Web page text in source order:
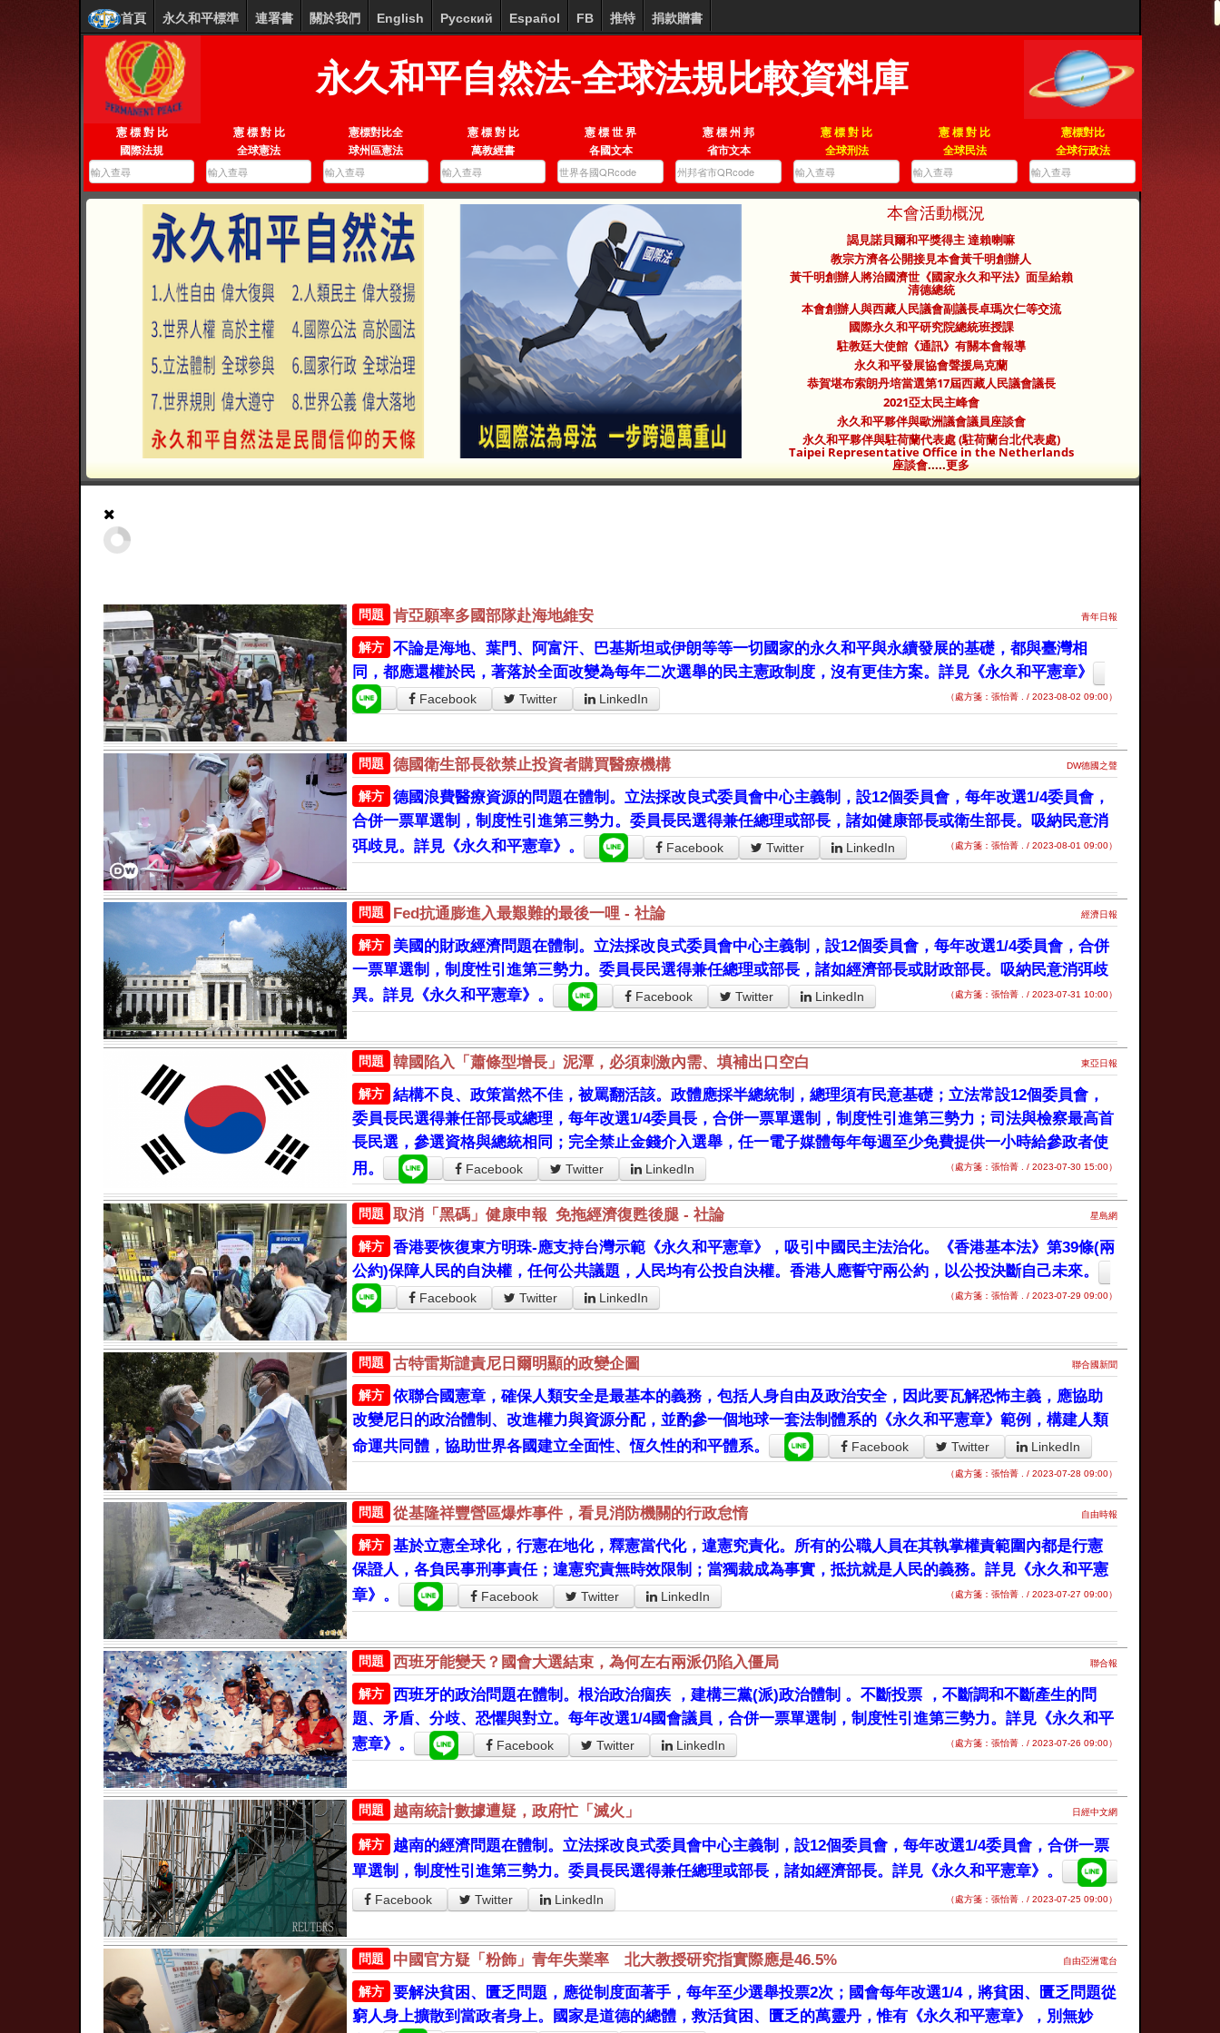
首頁 永久和平標準 連署書 關於我們 English Русский Español FB 推特 捐款贈書
永久和平自然法-全球法規比較資料庫
憲 標 對 比
國際法規
憲 標 對 比
全球憲法
憲標對比全
球州區憲法
憲 標 對 比
萬教經書
憲 標 世 界
各國文本
憲 標 州 邦
省市文本
憲 標 對 比
全球刑法
憲 標 對 比
全球民法
憲標對比
全球行政法
本會活動概況
謁見諾貝爾和平獎得主 達賴喇嘛
教宗方濟各公開接見本會黃千明創辦人
黃千明創辦人將治國濟世《國家永久和平法》面呈給賴
清德總統
本會創辦人與西藏人民議會副議長卓瑪次仁等交流
國際永久和平研究院總統班授課
駐教廷大使館《通訊》有關本會報導
永久和平發展協會聲援烏克蘭
恭賀堪布索朗丹培當選第17屆西藏人民議會議長
2021亞太民主峰會
永久和平夥伴與歐洲議會議員座談會
永久和平夥伴與駐荷蘭代表處 (駐荷蘭台北代表處)
Taipei Representative Office in the Netherlands
座談會.....更多
問題 肯亞願率多國部隊赴海地維安 青年日報
解方
不論是海地、葉門、阿富汗、巴基斯坦或伊朗等等一切國家的永久和平與永續發展的基礎，都與臺灣相
同，都應還權於民，著落於全面改變為每年二次選舉的民主憲政制度，沒有更佳方案。詳見《永久和平憲章》
Facebook Twitter LinkedIn （處方箋：張怡菁 . / 2023-08-02 09:00）
問題 德國衛生部長欲禁止投資者購買醫療機構 DW德國之聲
解方
德國浪費醫療資源的問題在體制。立法採改良式委員會中心主義制，設12個委員會，每年改選1/4委員會，
合併一票單選制，制度性引進第三勢力。委員長民選得兼任總理或部長，諸如健康部長或衛生部長。吸納民意消
弭歧見。詳見《永久和平憲章》。
Facebook Twitter LinkedIn （處方箋：張怡菁 . / 2023-08-01 09:00）
問題 Fed抗通膨進入最艱難的最後一哩 - 社論 經濟日報
解方
美國的財政經濟問題在體制。立法採改良式委員會中心主義制，設12個委員會，每年改選1/4委員會，合併
一票單選制，制度性引進第三勢力。委員長民選得兼任總理或部長，諸如經濟部長或財政部長。吸納民意消弭歧
異。詳見《永久和平憲章》。
Facebook Twitter LinkedIn （處方箋：張怡菁 . / 2023-07-31 10:00）
問題 韓國陷入「蕭條型增長」泥潭，必須刺激內需、填補出口空白 東亞日報
解方
結構不良、政策當然不佳，被罵翻活該。政體應採半總統制，總理須有民意基礎；立法常設12個委員會，
委員長民選得兼任部長或總理，每年改選1/4委員長，合併一票單選制，制度性引進第三勢力；司法與檢察最高首
長民選，參選資格與總統相同；完全禁止金錢介入選舉，任一電子媒體每年每週至少免費提供一小時給參政者使
用。
Facebook Twitter LinkedIn （處方箋：張怡菁 . / 2023-07-30 15:00）
問題 取消「黑碼」健康申報 免拖經濟復甦後腿 - 社論 星島網
解方
香港要恢復東方明珠-應支持台灣示範《永久和平憲章》，吸引中國民主法治化。《香港基本法》第39條(兩
公約)保障人民的自決權，任何公共議題，人民均有公投自決權。香港人應誓守兩公約，以公投決斷自己未來。
Facebook Twitter LinkedIn （處方箋：張怡菁 . / 2023-07-29 09:00）
問題 古特雷斯譴責尼日爾明顯的政變企圖 聯合國新聞
解方
依聯合國憲章，確保人類安全是最基本的義務，包括人身自由及政治安全，因此要瓦解恐怖主義，應協助
改變尼日的政治體制、改進權力與資源分配，並酌參一個地球一套法制體系的《永久和平憲章》範例，構建人類
命運共同體，協助世界各國建立全面性、恆久性的和平體系。
Facebook Twitter LinkedIn
（處方箋：張怡菁 . / 2023-07-28 09:00）
問題 從基隆祥豐營區爆炸事件，看見消防機關的行政怠惰 自由時報
解方
基於立憲全球化，行憲在地化，釋憲當代化，違憲究責化。所有的公職人員在其執掌權責範圍內都是行憲
保證人，各負民事刑事責任；違憲究責無時效限制；當獨裁成為事實，抵抗就是人民的義務。詳見《永久和平憲
章》。
Facebook Twitter LinkedIn （處方箋：張怡菁 . / 2023-07-27 09:00）
問題 西班牙能變天？國會大選結束，為何左右兩派仍陷入僵局 聯合報
解方
西班牙的政治問題在體制。根治政治痼疾 ，建構三黨(派)政治體制 。不斷投票 ，不斷調和不斷產生的問
題、矛盾、分歧、恐懼與對立。每年改選1/4國會議員，合併一票單選制，制度性引進第三勢力。詳見《永久和平
憲章》。
Facebook Twitter LinkedIn （處方箋：張怡菁 . / 2023-07-26 09:00）
問題 越南統計數據遭疑，政府忙「滅火」 日經中文網
解方
越南的經濟問題在體制。立法採改良式委員會中心主義制，設12個委員會，每年改選1/4委員會，合併一票
單選制，制度性引進第三勢力。委員長民選得兼任總理或部長，諸如經濟部長。詳見《永久和平憲章》。
Facebook Twitter LinkedIn （處方箋：張怡菁 . / 2023-07-25 09:00）
問題 中國官方疑「粉飾」青年失業率 北大教授研究指實際應是46.5% 自由亞洲電台
解方
要解決貧困、匱乏問題，應從制度面著手，每年至少選舉投票2次；國會每年改選1/4，將貧困、匱乏問題從
窮人身上擴散到當政者身上。國家是道德的總體，救活貧困、匱乏的萬靈丹，惟有《永久和平憲章》，別無妙